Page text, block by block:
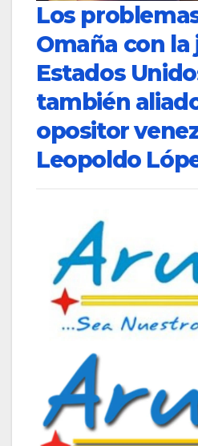
Los
Omaña con la
Estados
también
opositor
Leopoldo